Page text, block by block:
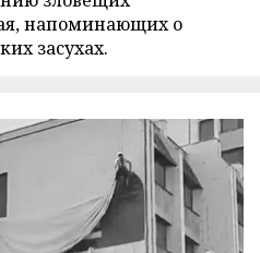
напоминающих о
засухах.